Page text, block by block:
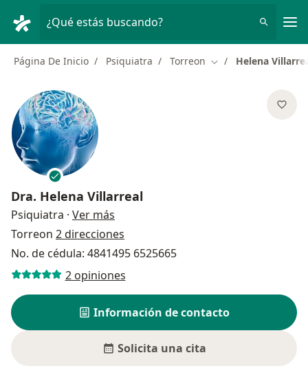
¿Qué estás buscando?
Página De Inicio Psiquiatra Torreon Cambiar de ciudad
Helena
Dra. Helena Villarreal
Psiquiatra · Ver más
Torreon 2 direcciones
No. de cédula: 4841495 6525665
2 opiniones
Información de contacto
Solicita una cita